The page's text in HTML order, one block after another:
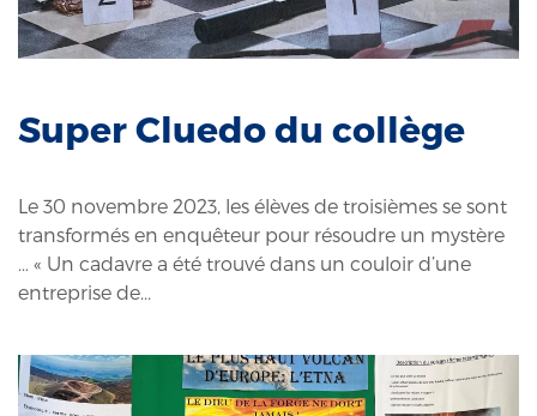
Super Cluedo du collège
Le 30 novembre 2023, les élèves de troisièmes se sont
transformés en enquêteur pour résoudre un mystère
… « Un cadavre a été trouvé dans un couloir d’une
entreprise de...